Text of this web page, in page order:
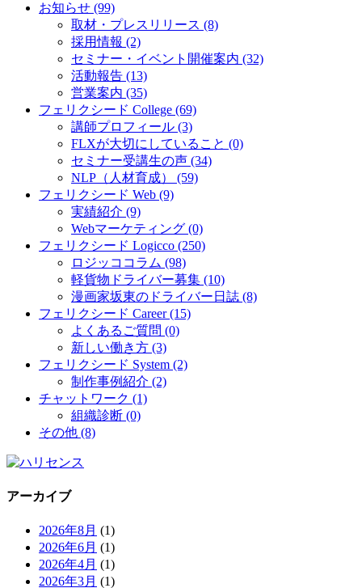
お知らせ (99)
取材・プレスリリース (8)
採用情報 (2)
セミナー・イベント開催案内 (32)
活動報告 (13)
営業案内 (35)
フェリクシード College (69)
講師プロフィール (3)
FLXが大切にしていること (0)
セミナー受講生の声 (34)
NLP（人材育成） (59)
フェリクシード Web (9)
実績紹介 (9)
Webマーケティング (0)
フェリクシード Logicco (250)
ロジッココラム (98)
軽貨物ドライバー募集 (10)
漫画家坂東のドライバー日誌 (8)
フェリクシード Career (15)
よくあるご質問 (0)
新しい働き方 (3)
フェリクシード System (2)
制作事例紹介 (2)
チャットワーク (1)
組織診断 (0)
その他 (8)
アーカイブ
2026年8月 (1)
2026年6月 (1)
2026年4月 (1)
2026年3月 (1)